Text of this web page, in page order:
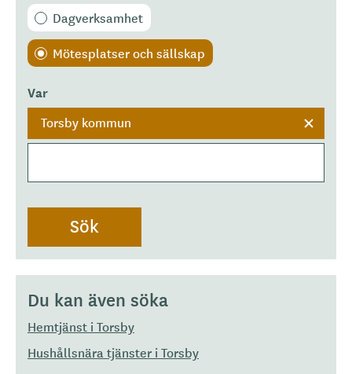
Dagverksamhet
Mötesplatser och sällskap
Var
Torsby kommun
Du kan även söka
Hemtjänst i Torsby
Hushållsnära tjänster i Torsby